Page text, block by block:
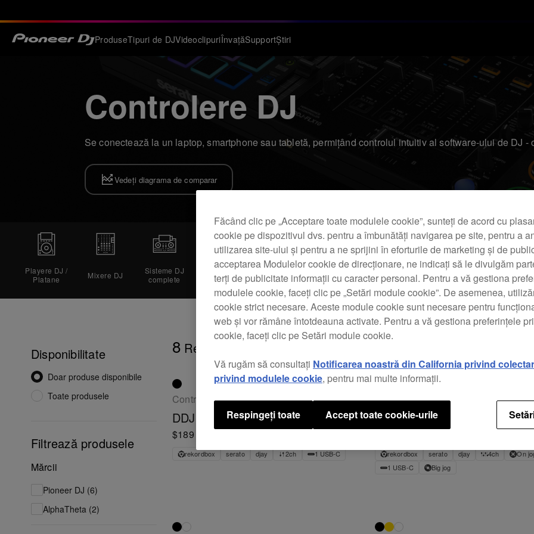
ProduseTipuri de DJVideoclipuriÎnvațăSupportȘtiri
Controlere DJ
Se conectează la un laptop, smartphone sau tabletă, permițând controlul intuitiv al software-ului de DJ
Vedeți diagrama de comparar
Playere DJ /
Platane
Mixere DJ
Sisteme DJ
complete
Controlere DJ
Software /
Interfețe
Mostre DJ Efectori DJ
Producție
muzicală
Căști
Disponibilitate
Doar produse disponibile
Toate produsele
Filtrează produsele
Mărcii
Pioneer DJ (6)
AlphaTheta (2)
8 Rezultate
Controler DJ compact cu 2 canale
DDJ-FLX2
$189
rekordbox serato djay 2ch 1 USB-C
Controler DJ cu 4 canale inspirat
DDJ-GRV6
rekordbox serato djay 4ch
On
1 USB-C
Big jog
Făcând clic pe „Acceptare toate modulele cookie”, sunteți de acord cu
cookie pe dispozitivul dvs. pentru a îmbunătăți navigarea pe site, pentru a
utilizarea site-ului și pentru a ne sprijini în eforturile de marketing și de
acceptarea Modulelor cookie de direcționare, ne indicați să le divulgăm
terți de publicitate informații cu caracter personal. Pentru a vă gestiona
modulele cookie, faceți clic pe „Setări module cookie”. De asemenea,
cookie strict necesare. Aceste module cookie sunt necesare pentru
web și vor rămâne întotdeauna activate. Pentru a vă gestiona preferințele
cookie, faceți clic pe Setări module cookie.
Vă rugăm să consultați Notificarea noastră din California privind
privind modulele cookie, pentru mai multe informații.
Respingeți toate Accept toate cookie-urile